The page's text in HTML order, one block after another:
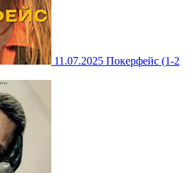
11.07.2025 Покерфейс (1-2